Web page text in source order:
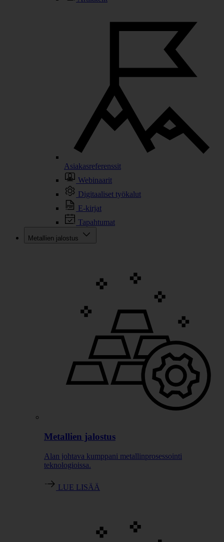
Asiakasreferenssit
Webinaarit
Digitaaliset työkalut
E-kirjat
Tapahtumat
Metallien jalostus
Metallien jalostus
Alan johtava kumppani metallinprosessointi
teknologioissa.
LUE LISÄÄ